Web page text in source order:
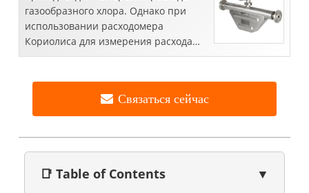
газообразного хлора. Однако при
использовании расходомера
Кориолиса для измерения расхода
газообразного хлора необходимо
соображений...
Связаться сейчас
📑 Table of Contents ▼